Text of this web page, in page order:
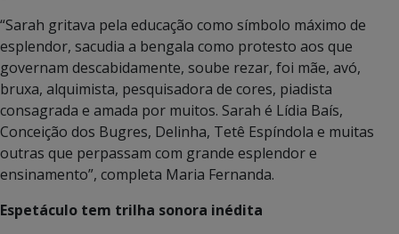
“Sarah gritava pela educação como símbolo máximo de
esplendor, sacudia a bengala como protesto aos que
governam descabidamente, soube rezar, foi mãe, avó,
bruxa, alquimista, pesquisadora de cores, piadista
consagrada e amada por muitos. Sarah é Lídia Baís,
Conceição dos Bugres, Delinha, Tetê Espíndola e muitas
outras que perpassam com grande esplendor e
ensinamento”, completa Maria Fernanda.
Espetáculo tem trilha sonora inédita